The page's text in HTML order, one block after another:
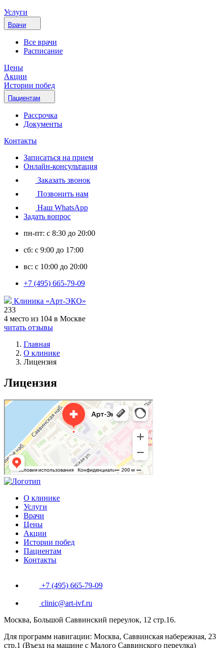
Услуги
Врачи
Все врачи
Расписание
Цены
Акции
Истории побед
Пациентам
Рассрочка
Документы
Контакты
Записаться на прием
Онлайн-консультация
Заказать звонок
Позвонить нам
Наш WhatsApp
Задать вопрос
пн-пт: с 8:30 до 20:00
сб: с 9:00 до 17:00
вс: с 10:00 до 20:00
+7 (495) 665-79-09
Клиника «Арт-ЭКО»
233
4 место из 104 в Москве
читать отзывы
Главная
О клинике
Лицензия
Лицензия
Арт-Эко
Медцентр, клиника в Москве
Гинекологическая клиника в Москве
О клинике
Услуги
Врачи
Цены
Акции
Истории побед
Пациентам
Контакты
+7 (495) 665-79-09
clinic@art-ivf.ru
Москва, Большой Саввинский переулок, 12 стр.16.
Для программ навигации: Москва, Саввинская набережная, 23
стр.1 (Въезд на машине с Малого Саввинского переулка)